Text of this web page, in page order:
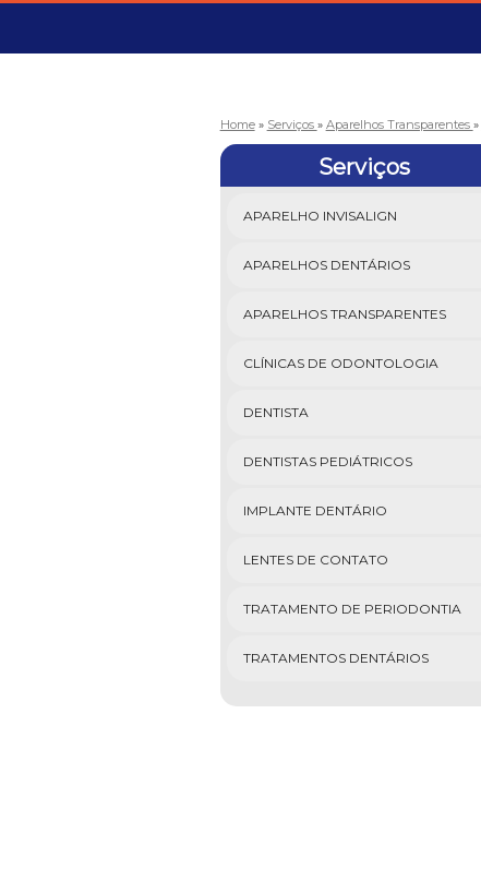
Home » Serviços » Aparelhos Transparentes »
Serviços
APARELHO INVISALIGN
APARELHOS DENTÁRIOS
APARELHOS TRANSPARENTES
CLÍNICAS DE ODONTOLOGIA
DENTISTA
DENTISTAS PEDIÁTRICOS
IMPLANTE DENTÁRIO
LENTES DE CONTATO
TRATAMENTO DE PERIODONTIA
TRATAMENTOS DENTÁRIOS